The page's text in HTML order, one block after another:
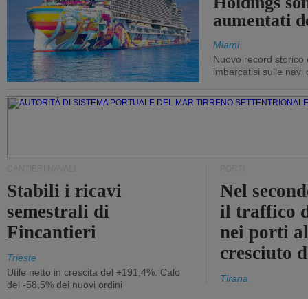
aumentati
Miami
Nuovo record storico
imbarcatisi sulle navi
Stabili i ricavi
semestrali di
Fincantieri
Trieste
Utile netto in crescita del +191,4%. Calo
del -58,5% dei nuovi ordini
Nel
il traffico
nei porti
cresciuto
Tirana